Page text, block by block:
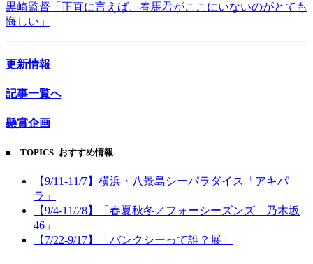
黒崎監督「正直に言えば、春馬君がここにいないのがとても
悔しい」
更新情報
記事一覧へ
懸賞企画
■ TOPICS -おすすめ情報-
【9/11-11/7】横浜・八景島シーパラダイス「アキパ
ラ」
【9/4-11/28】「春夏秋冬／フォーシーズンズ 乃木坂
46」
【7/22-9/17】「バンクシーって誰？展」